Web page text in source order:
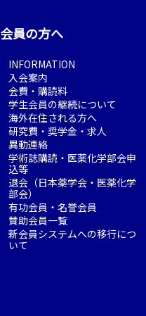
会員の方へ
INFORMATION
入会案内
会費・購読料
学生会員の継続について
海外在住される方へ
研究費・奨学金・求人
異動連絡
学術誌購読・医薬化学部会申
込等
退会（日本薬学会・医薬化学
部会）
有功会員・名誉会員
賛助会員一覧
新会員システムへの移行につ
いて